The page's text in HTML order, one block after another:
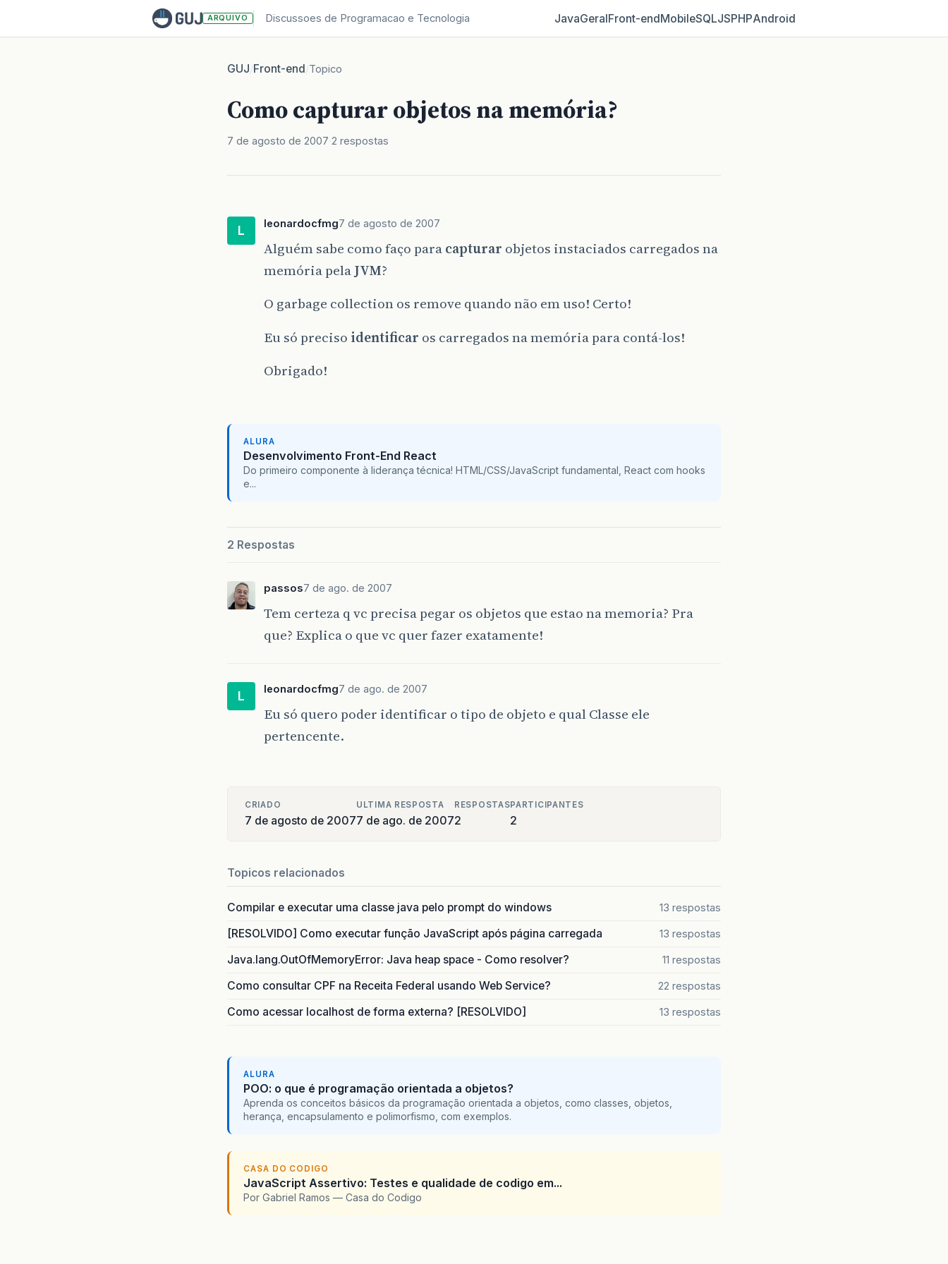
ARQUIVO Discussoes de Programacao e Tecnologia JavaGeralFront‑endMobileSQLJSPHPAndroid
GUJ/Front-end/Topico
Como capturar objetos na memória?
7 de agosto de 2007 2 respostas
L leonardocfmg7 de agosto de 2007
Alguém sabe como faço paracapturar objetos instaciados carregados na
memória pelaJVM?
O garbage collection os remove quando não em uso! Certo!
Eu só preciso identificar os carregados na memória para contá-los!
Obrigado!
ALURA
Desenvolvimento Front-End React
Do primeiro componente à liderança técnica! HTML/CSS/JavaScript fundamental, React com hooks
e...
2 Respostas
passos7 de ago. de 2007
Tem certeza q vc precisa pegar os objetos que estao na memoria? Pra
que? Explica o que vc quer fazer exatamente!
L leonardocfmg7 de ago. de 2007
Eu só quero poder identificar o tipo de objeto e qual Classe ele
pertencente.
CRIADO
7 de agosto de 2007
ULTIMA RESPOSTA
7 de ago. de 2007
RESPOSTAS
2
PARTICIPANTES
2
Topicos relacionados
Compilar e executar uma classe java pelo prompt do windows 13 respostas
[RESOLVIDO] Como executar função JavaScript após página carregada 13 respostas
Java.lang.OutOfMemoryError: Java heap space - Como resolver? 11 respostas
Como consultar CPF na Receita Federal usando Web Service? 22 respostas
Como acessar localhost de forma externa? [RESOLVIDO] 13 respostas
ALURA
POO: o que é programação orientada a objetos?
Aprenda os conceitos básicos da programação orientada a objetos, como classes, objetos,
herança, encapsulamento e polimorfismo, com exemplos.
CASA DO CODIGO
JavaScript Assertivo: Testes e qualidade de codigo em...
Por Gabriel Ramos — Casa do Codigo